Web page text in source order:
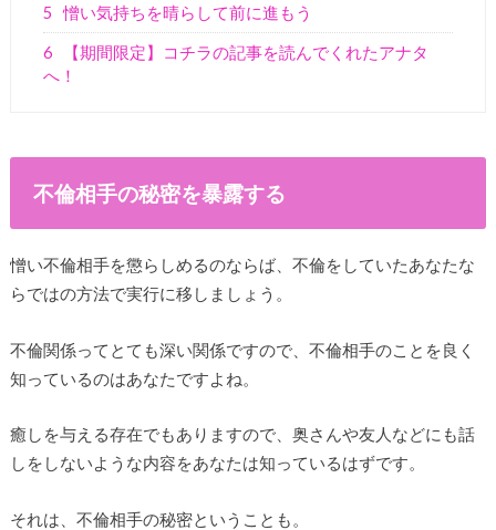
5 憎い気持ちを晴らして前に進もう
6
【期間限定】コチラの記事を読んでくれたアナタ
へ！
不倫相手の秘密を暴露する
憎い不倫相手を懲らしめるのならば、不倫をしていたあなたな
らではの方法で実行に移しましょう。
不倫関係ってとても深い関係ですので、不倫相手のことを良く
知っているのはあなたですよね。
癒しを与える存在でもありますので、奥さんや友人などにも話
しをしないような内容をあなたは知っているはずです。
それは、不倫相手の秘密ということも。